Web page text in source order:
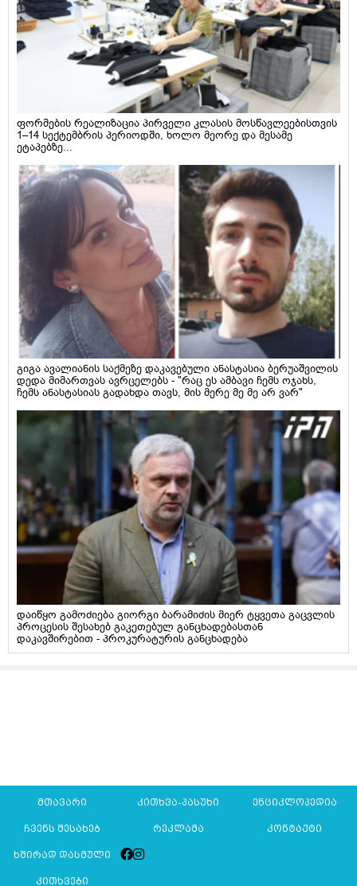
ფორმების რეალიზაცია პირველი კლასის მოსწავლეებისთვის
1–14 სექტემბრის პერიოდში, ხოლო მეორე და მესამე
ეტაპებზე...
გიგა ავალიანის საქმეზე დაკავებული ანასტასია ბერუაშვილის
დედა მიმართვას ავრცელებს - "რაც ეს ამბავი ჩემს ოჯახს,
ჩემს ანასტასიას გადახდა თავს, მის მერე მე მე არ ვარ"
დაიწყო გამოძიება გიორგი ბარამიძის მიერ ტყვეთა გაცვლის
პროცესის შესახებ გაკეთებულ განცხადებასთან
დაკავშირებით - პროკურატურის განცხადება
მთავარი კითხვა-პასუხი ენციკლოპედია
ჩვენს შესახებ რეკლამა კონტაქტი
ხშირად დასმული
კითხვები